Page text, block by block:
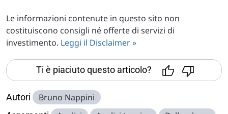
Le informazioni contenute in questo sito non
costituiscono consigli né offerte di servizi di
investimento. Leggi il Disclaimer »
Ti è piaciuto questo articolo?
Autori Bruno Nappini